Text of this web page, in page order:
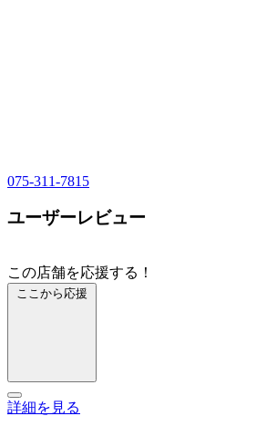
075-311-7815
ユーザーレビュー
この店舗を応援する！
ここから応援
詳細を見る